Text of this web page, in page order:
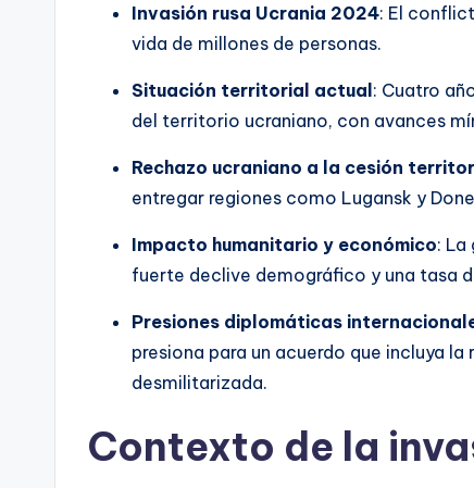
Invasión rusa Ucrania 2024: El
vida de millones de personas.
Situación territorial actual: Cuatro
del territorio ucraniano, con avances
Rechazo ucraniano a la cesión
entregar regiones como Lugansk y
Impacto humanitario y económico: La
fuerte declive demográfico y una tasa
Presiones diplomáticas
presiona para un acuerdo que incluya
desmilitarizada.
Contexto de la